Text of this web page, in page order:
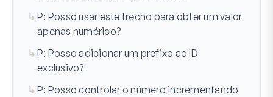
P: Posso usar este trecho para obter um valor
apenas numérico?
P: Posso adicionar um prefixo ao ID
exclusivo?
P: Posso controlar o número incrementando